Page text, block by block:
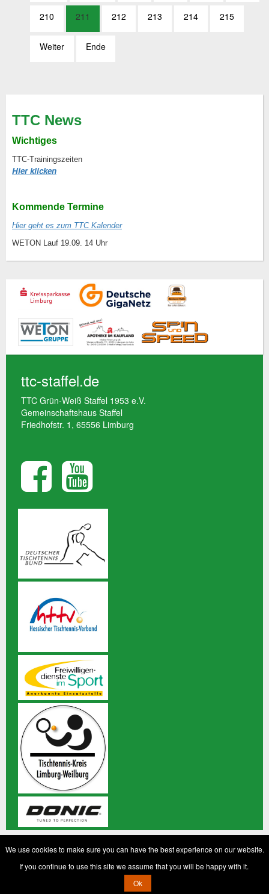
210 211 212 213 214 215
Weiter Ende
TTC News
Wichtiges
TTC-Trainingszeiten
Hier klicken
Kommende Termine
Hier geht es zum TTC Kalender
WETON Lauf 19.09. 14 Uhr
ttc-staffel.de
TTC Grün-Weiß Staffel 1953 e.V.
Gemeinschaftshaus Staffel
Friedhofstr. 1, 65556 Limburg
vorbehalten
We use cookies to make sure you can have the best experience on our website.
If you continue to use this site we assume that you will be happy with it.
Ok